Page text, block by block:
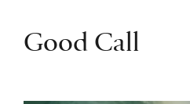
Good Call